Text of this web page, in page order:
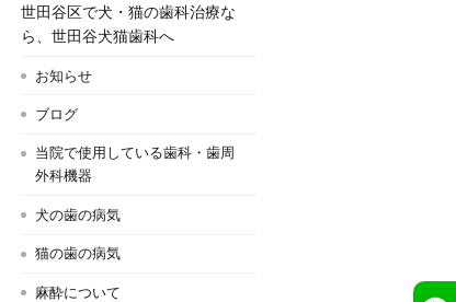
世田谷区で犬・猫の歯科治療な
ら、世田谷犬猫歯科へ
お知らせ
ブログ
当院で使用している歯科・歯周
外科機器
犬の歯の病気
猫の歯の病気
麻酔について